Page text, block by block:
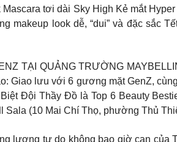
tơi dài Sky High Kẻ mắt
makeup look dễ, “dui” và đặc sắc
TẠI QUẢNG TRƯỜNG
Giao lưu với 6 gương mặt GenZ,
Đội Thầy Đồ là Top 6 Beauty
Sala (10 Mai Chí Thọ, phường Thủ
lượng tự do không bao giờ cạn của